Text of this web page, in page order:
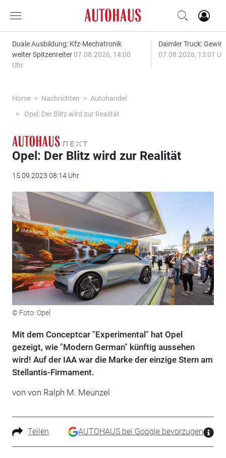
Duale Ausbildung: Kfz-Mechatronik
weiter Spitzenreiter 07.08.2026, 14:00
Uhr
Daimler Truck:
07.08.2026, 13:01
Home Nachrichten
Autohandel
Opel: Der Blitz wird zur Realität
Opel: Der Blitz wird zur Realität
15.09.2023 08:14 Uhr
© Foto: Opel
Mit dem Conceptcar "Experimental" hat Opel
gezeigt, wie "Modern German" künftig aussehen
wird! Auf der IAA war die Marke der einzige Stern am
Stellantis-Firmament.
von von Ralph M. Meunzel
Teilen AUTOHAUS bei Google bevorzugen